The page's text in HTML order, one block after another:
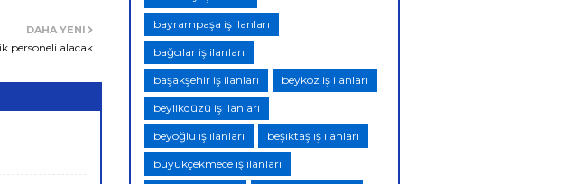
DAHA YENI
personeli alacak
bayrampaşa iş ilanları
bağcılar iş ilanları
başakşehir iş ilanları beykoz iş ilanları
beylikdüzü iş ilanları
beyoğlu iş ilanları beşiktaş iş ilanları
büyükçekmece iş ilanları